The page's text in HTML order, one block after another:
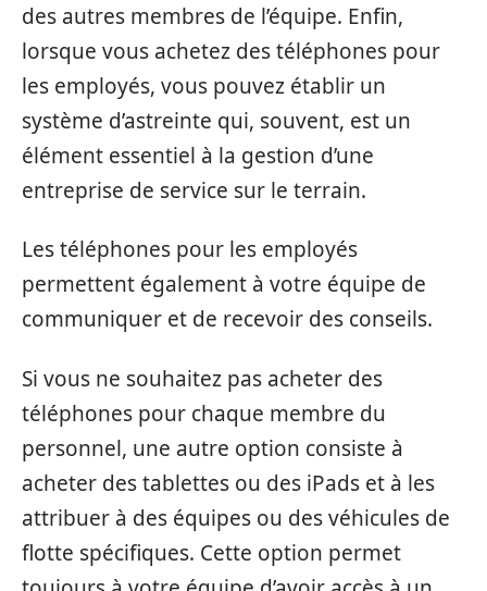
des autres membres de l’équipe. Enfin,
lorsque vous achetez des téléphones pour
les employés, vous pouvez établir un
système d’astreinte qui, souvent, est un
élément essentiel à la gestion d’une
entreprise de service sur le terrain.
Les téléphones pour les employés
permettent également à votre équipe de
communiquer et de recevoir des conseils.
Si vous ne souhaitez pas acheter des
téléphones pour chaque membre du
personnel, une autre option consiste à
acheter des tablettes ou des iPads et à les
attribuer à des équipes ou des véhicules de
flotte spécifiques. Cette option permet